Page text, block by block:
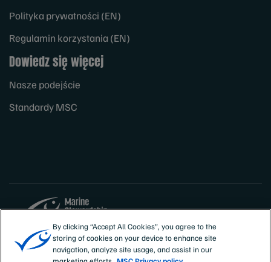
Polityka prywatności (EN)
Regulamin korzystania (EN)
Dowiedz się więcej
Nasze podejście
Standardy MSC
Sites
Polska
By clicking “Accept All Cookies”, you agree to the
storing of cookies on your device to enhance site
navigation, analyze site usage, and assist in our